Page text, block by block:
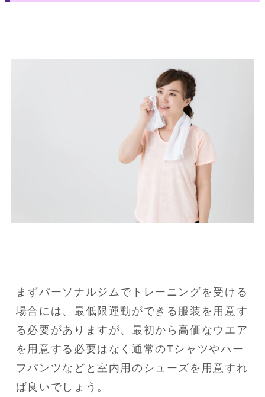
まずパーソナルジムでトレーニングを受ける
場合には、最低限運動ができる服装を用意す
る必要がありますが、最初から高価なウエア
を用意する必要はなく通常のTシャツやハー
フパンツなどと室内用のシューズを用意すれ
ば良いでしょう。